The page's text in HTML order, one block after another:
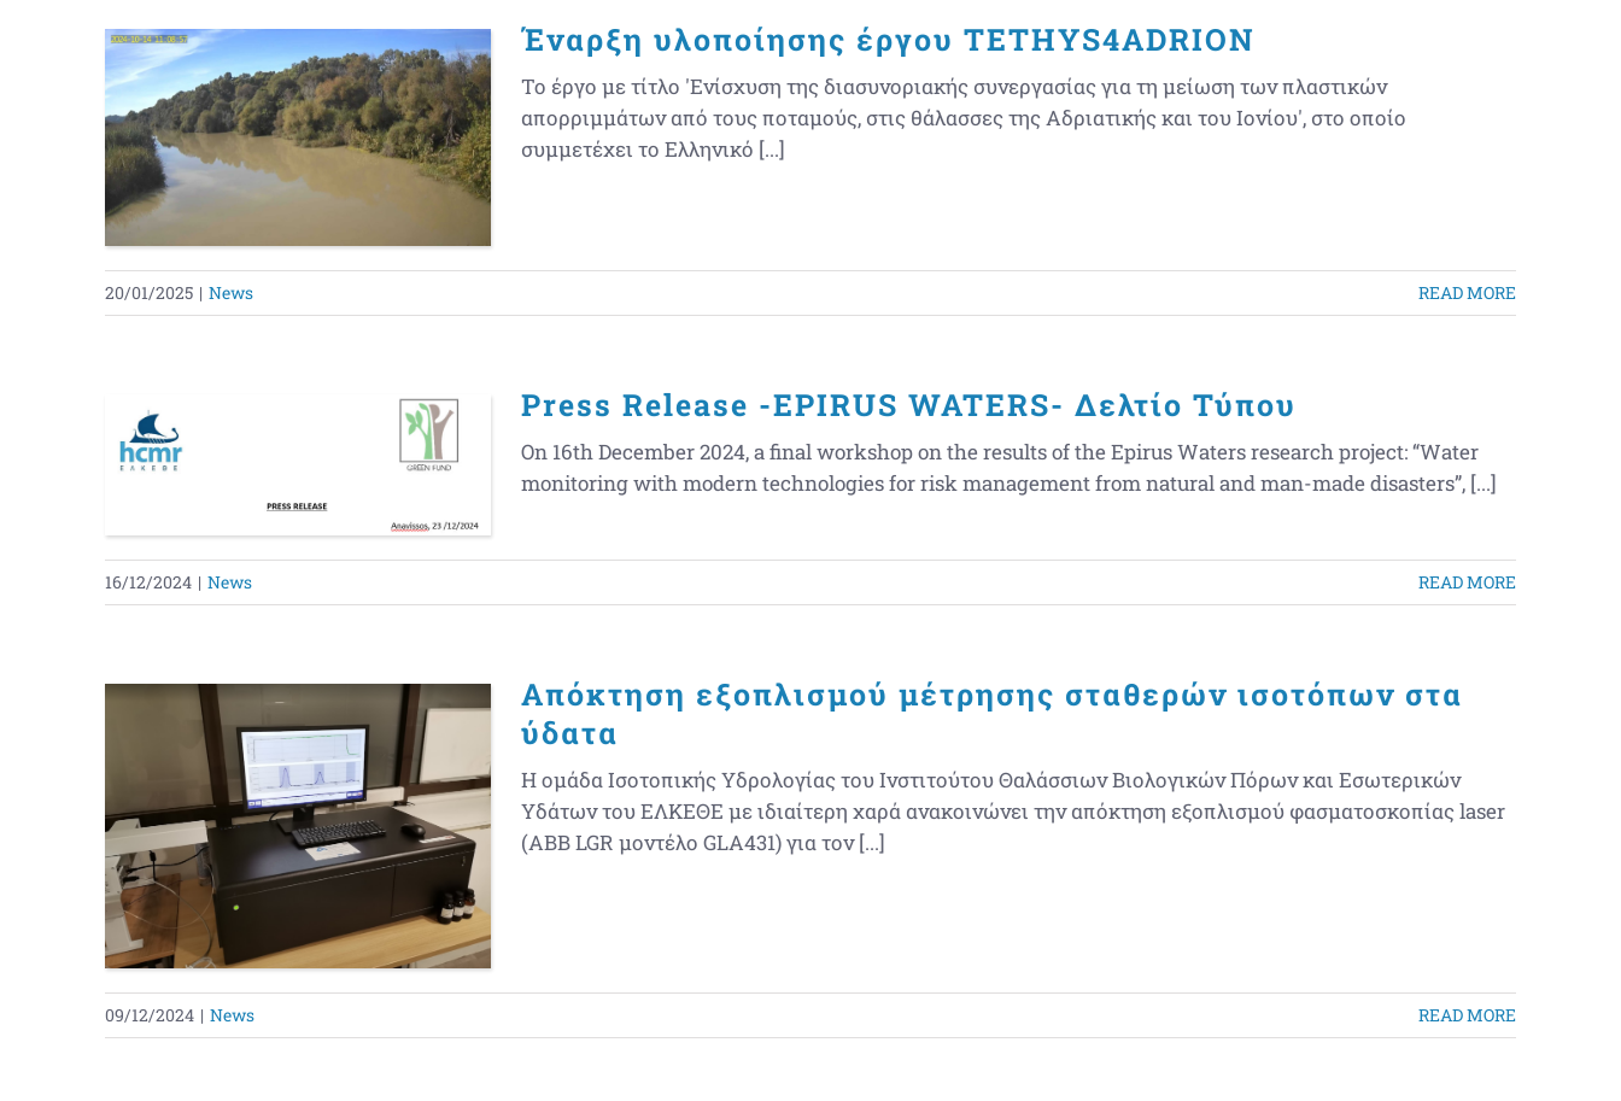
Έναρξη υλοποίησης έργου TETHYS4ADRION
Το έργο με τίτλο 'Ενίσχυση της διασυνοριακής συνεργασίας για τη μείωση των πλαστικών
απορριμμάτων από τους ποταμούς, στις θάλασσες της Αδριατικής και του Ιονίου', στο οποίο
συμμετέχει το Ελληνικό [...]
20/01/2025 | News READ MORE
Press Release -EPIRUS WATERS- Δελτίο Τύπου
On 16th December 2024, a final workshop on the results of the Epirus Waters research project: “Water
monitoring with modern technologies for risk management from natural and man-made disasters”, [...]
16/12/2024 | News READ MORE
Απόκτηση εξοπλισμού μέτρησης σταθερών ισοτόπων στα
ύδατα
Η ομάδα Ισοτοπικής Υδρολογίας του Ινστιτούτου Θαλάσσιων Βιολογικών Πόρων και Εσωτερικών
Υδάτων του ΕΛΚΕΘΕ με ιδιαίτερη χαρά ανακοινώνει την απόκτηση εξοπλισμού φασματοσκοπίας laser
(ABB LGR μοντέλο GLA431) για τον [...]
09/12/2024 | News READ MORE